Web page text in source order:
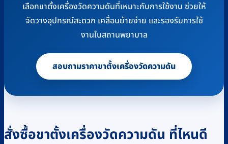
เลือกขาตั้งเครื่องวัดความดันที่เหมาะกับการใช้งาน ช่วยให้
จัดวางอุปกรณ์สะดวก เคลื่อนย้ายง่าย และรองรับการใช้
งานในสถานพยาบาล
สอบถามราคาขาตั้งเครื่องวัดความดัน
สั่งซื้อขาตั้งเครื่องวัดความดัน ที่ไหนดี